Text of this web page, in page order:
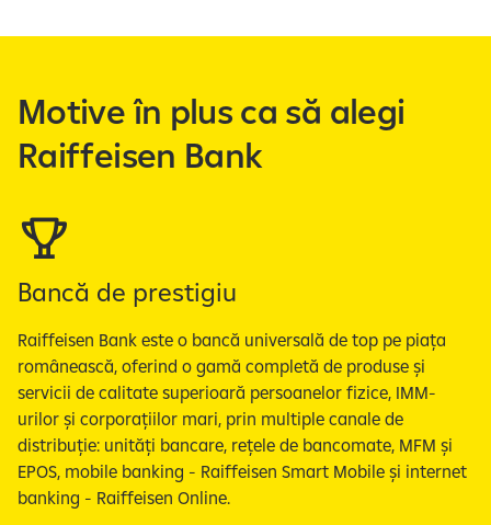
Motive în plus ca să alegi
Raiffeisen Bank
Bancă de prestigiu
Raiffeisen Bank este o bancă universală de top pe piața
românească, oferind o gamă completă de produse și
servicii de calitate superioară persoanelor fizice, IMM-
urilor și corporațiilor mari, prin multiple canale de
distribuție: unități bancare, rețele de bancomate, MFM și
EPOS, mobile banking - Raiffeisen Smart Mobile și internet
banking - Raiffeisen Online.